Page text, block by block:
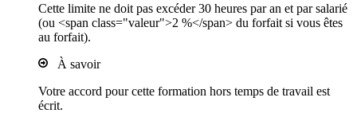
Cette limite ne doit pas excéder 30 heures par an et par salarié
(ou <span class="valeur">2 %</span> du forfait si vous êtes
au forfait).
À savoir
Votre accord pour cette formation hors temps de travail est
écrit.